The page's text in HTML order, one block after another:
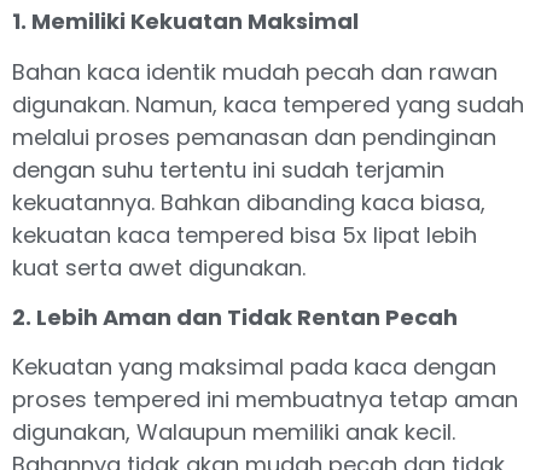
1. Memiliki Kekuatan Maksimal
Bahan kaca identik mudah pecah dan rawan
digunakan. Namun, kaca tempered yang sudah
melalui proses pemanasan dan pendinginan
dengan suhu tertentu ini sudah terjamin
kekuatannya. Bahkan dibanding kaca biasa,
kekuatan kaca tempered bisa 5x lipat lebih
kuat serta awet digunakan.
2. Lebih Aman dan Tidak Rentan Pecah
Kekuatan yang maksimal pada kaca dengan
proses tempered ini membuatnya tetap aman
digunakan, Walaupun memiliki anak kecil.